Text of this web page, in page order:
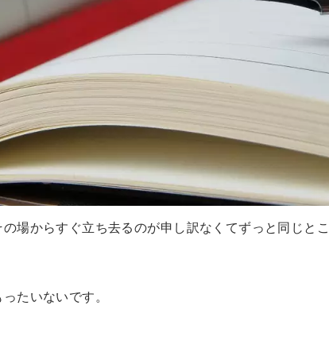
の場からすぐ立ち去るのが申し訳なくてずっと同じと
たいないです。